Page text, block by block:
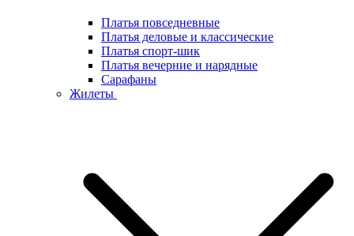
Платья повседневные
Платья деловые и классические
Платья спорт-шик
Платья вечерние и нарядные
Сарафаны
Жилеты